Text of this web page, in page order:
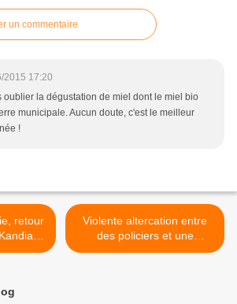
un commentaire
2015 17:20
oublier la dégustation de miel dont le miel bio
municipale. Aucun doute, c'est le meilleur
!
de la
Violente altercation entre
des policiers et une
quarantaine de personnes